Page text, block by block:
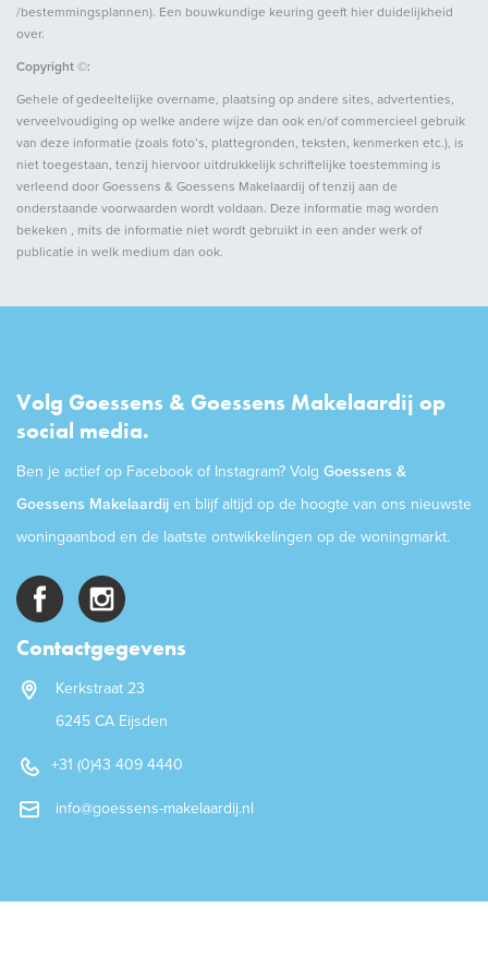
/bestemmingsplannen). Een bouwkundige keuring geeft hier duidelijkheid
over.
Copyright ©:
Gehele of gedeeltelijke overname, plaatsing op andere sites, advertenties,
verveelvoudiging op welke andere wijze dan ook en/of commercieel gebruik
van deze informatie (zoals foto’s, plattegronden, teksten, kenmerken etc.), is
niet toegestaan, tenzij hiervoor uitdrukkelijk schriftelijke toestemming is
verleend door Goessens & Goessens Makelaardij of tenzij aan de
onderstaande voorwaarden wordt voldaan. Deze informatie mag worden
bekeken , mits de informatie niet wordt gebruikt in een ander werk of
publicatie in welk medium dan ook.
Volg Goessens & Goessens Makelaardij op
social media.
Ben je actief op Facebook of Instagram? Volg Goessens &
Goessens Makelaardij en blijf altijd op de hoogte van ons nieuwste
woningaanbod en de laatste ontwikkelingen op de woningmarkt.
Contactgegevens
Kerkstraat 23
6245 CA Eijsden
+31 (0)43 409 4440
info@goessens-makelaardij.nl